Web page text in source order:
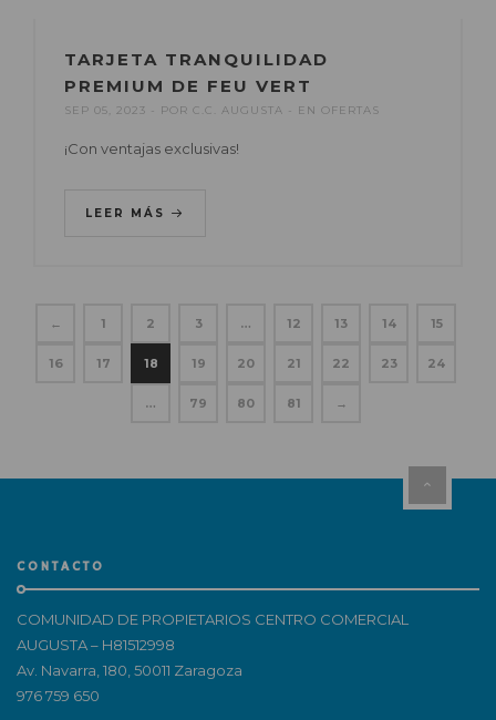
TARJETA TRANQUILIDAD
PREMIUM DE FEU VERT
SEP 05, 2023 POR C.C. AUGUSTA EN OFERTAS
¡Con ventajas exclusivas!
LEER MÁS
← 1 2 3 … 12 13 14 15
16 17 18 19 20 21 22 23 24
… 79 80 81 →
CONTACTO
COMUNIDAD DE PROPIETARIOS CENTRO COMERCIAL
AUGUSTA – H81512998
Av. Navarra, 180, 50011 Zaragoza
976 759 650